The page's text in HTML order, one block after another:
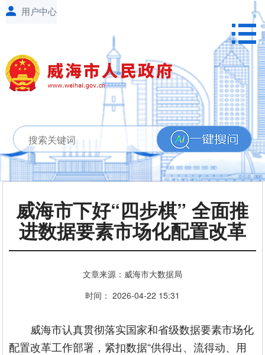
威海市下好“四步棋” 全面推
进数据要素市场化配置改革
文章来源：威海市大数据局
时间： 2026-04-22 15:31
威海市认真贯彻落实国家和省级数据要素市场化
配置改革工作部署，紧扣数据“供得出、流得动、用